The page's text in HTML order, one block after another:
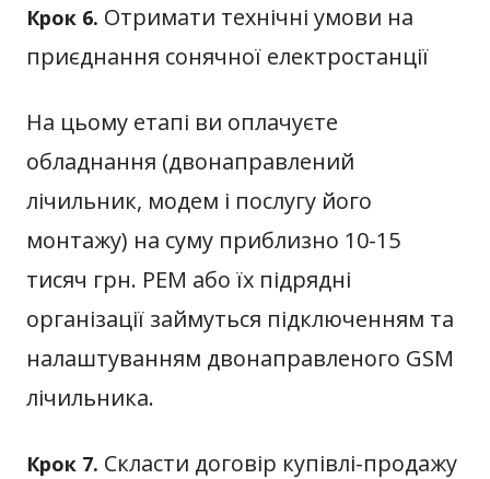
Крок 6. Отримати технічні умови на
приєднання сонячної електростанції
На цьому етапі ви оплачуєте
обладнання (двонаправлений
лічильник, модем і послугу його
монтажу) на суму приблизно 10-15
тисяч грн. РЕМ або їх підрядні
організації займуться підключенням та
налаштуванням двонаправленого GSM
лічильника.
Крок 7. Скласти договір купівлі-продажу